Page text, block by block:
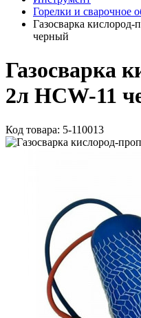
Горелки и сварочное
Газосварка
черный
Газосварка
2л HCW-11
Код товара: 5-110013